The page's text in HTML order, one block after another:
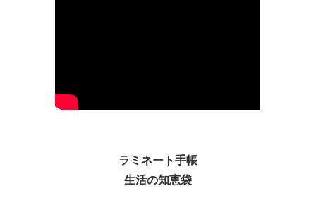
ラミネート手帳
生活の知恵袋